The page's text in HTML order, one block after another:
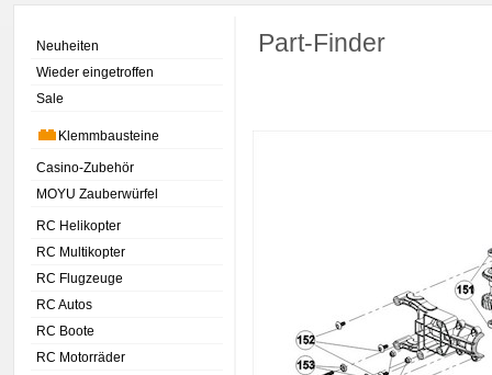
Neuheiten
Wieder eingetroffen
Sale
Klemmbausteine
Casino-Zubehör
MOYU Zauberwürfel
RC Helikopter
RC Multikopter
RC Flugzeuge
RC Autos
RC Boote
RC Motorräder
Part-Finder